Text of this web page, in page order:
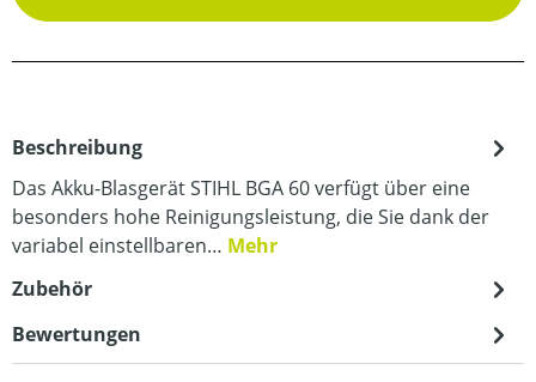
Beschreibung
Das Akku-Blasgerät STIHL BGA 60 verfügt über eine
besonders hohe Reinigungsleistung, die Sie dank der
variabel einstellbaren… Mehr
Zubehör
Bewertungen